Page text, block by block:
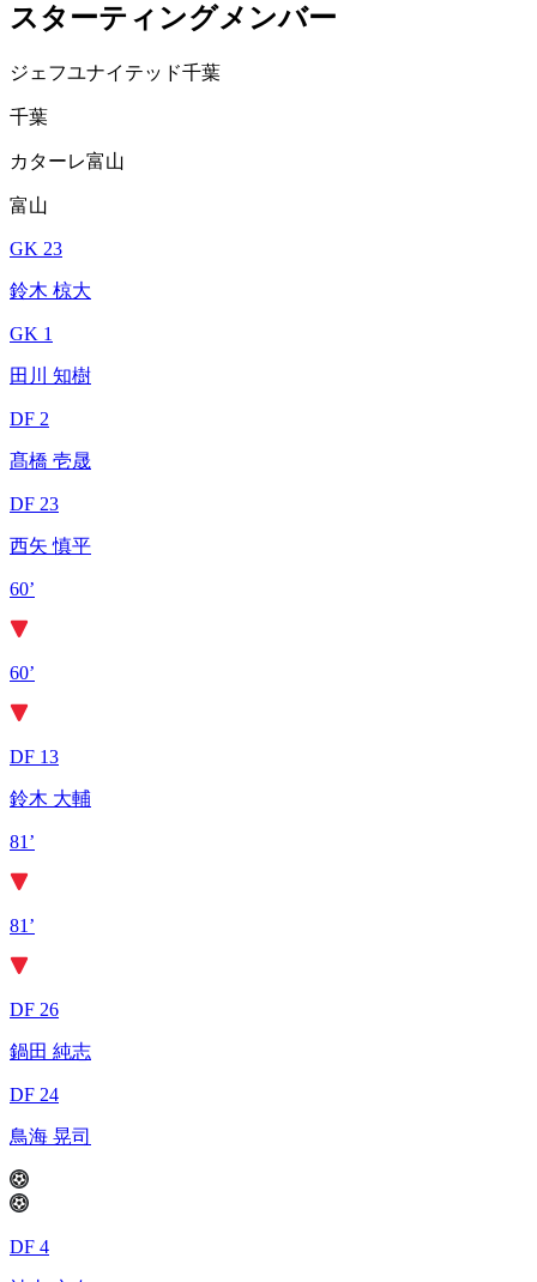
スターティングメンバー
ジェフユナイテッド千葉
千葉
カターレ富山
富山
GK 23
鈴木 椋大
GK 1
田川 知樹
DF 2
髙橋 壱晟
DF 23
西矢 慎平
60’
60’
DF 13
鈴木 大輔
81’
81’
DF 26
鍋田 純志
DF 24
鳥海 晃司
DF 4